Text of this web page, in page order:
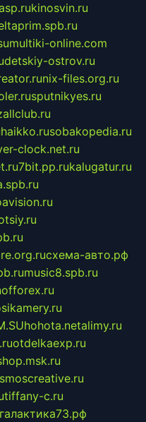
kinosvin.ru
multiki-online.com
detskiy-ostrov.ru
nix-files.org.ru
sputnikyes.ru
haikko.rusobakopedia.ru
clock.net.ru
7bit.pp.rukalugatur.ru
схема-авто.рф
music8.spb.ru
hohota.netalimy.ru
otdelkaexp.ru
tiffany-c.ru
галактика73.рф